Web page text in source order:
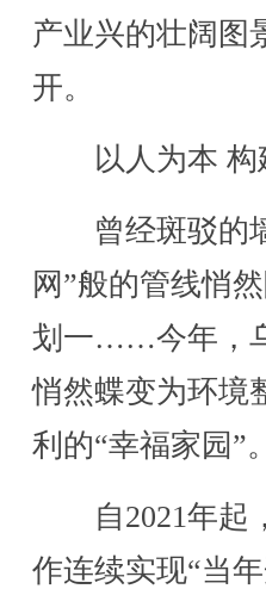
产业兴的壮阔图
开。
以人为本 构
曾经斑驳的墙
网”般的管线悄
划一……今年，
悄然蝶变为环境
利的“幸福家园”。
自2021年起
作连续实现“当